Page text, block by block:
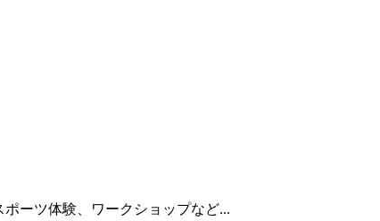
ーツ体験、ワークショップなど...